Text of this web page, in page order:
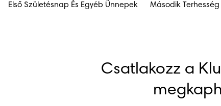
Első Születésnap És Egyéb Ünnepek Második Terhesség
Csatlakozz a